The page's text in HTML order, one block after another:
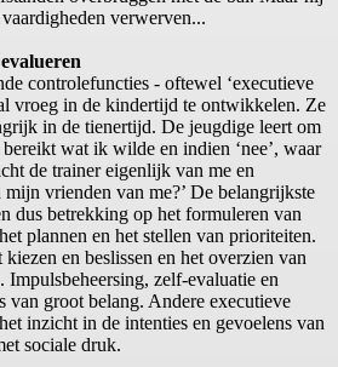
verwerven...
controlefuncties - oftewel ‘executieve
vroeg in de kindertijd te ontwikkelen. Ze
in de tienertijd. De jeugdige leert om
wat ik wilde en indien ‘nee’, waar
de trainer eigenlijk van me en
mijn vrienden van me?’ De belangrijkste
dus betrekking op het formuleren van
plannen en het stellen van prioriteiten.
kiezen en beslissen en het overzien van
Impulsbeheersing, zelf-evaluatie en
van groot belang. Andere executieve
inzicht in de intenties en gevoelens van
sociale druk.